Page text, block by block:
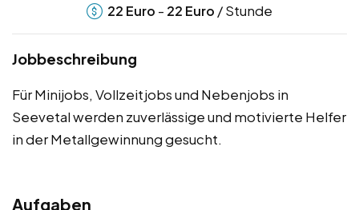
22 Euro - 22 Euro / Stunde
Jobbeschreibung
Für Minijobs, Vollzeitjobs und Nebenjobs in
Seevetal werden zuverlässige und motivierte Helfer
in der Metallgewinnung gesucht.
Aufgaben